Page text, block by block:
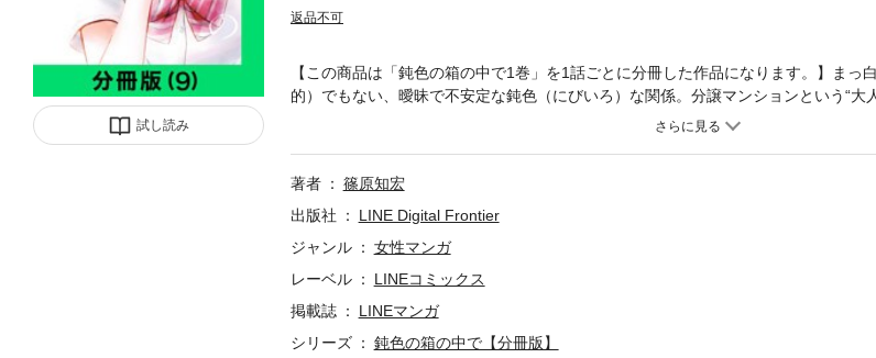
試し読み
返品不可
【この商品は「鈍色の箱の中で1巻」を1話ごとに分冊した作品になります。】まっ
的）でもない、曖昧で不安定な鈍色（にびいろ）な関係。分譲マンションという“大
の偏愛的な日常ストーリー。※本電子書籍内に広告・その他情報が含まれている場合
著者
篠原知宏
出版社
LINE Digital Frontier
ジャンル
女性マンガ
レーベル
LINEコミックス
掲載誌
LINEマンガ
シリーズ
鈍色の箱の中で【分冊版】